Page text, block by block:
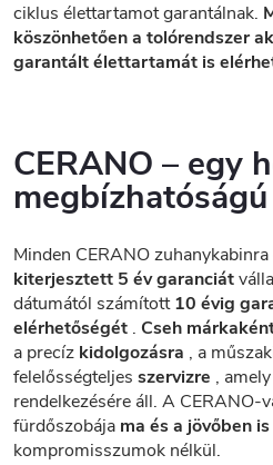
ciklus élettartamot garantálnak.
köszönhetően a tolórendszer
garantált élettartamát is
CERANO – egy
Minden CERANO
kiterjesztett 5 év garanciát
dátumától számított10 évig
elérhetőségét . Cseh
a precíz kidolgozásra , a
felelősségteljes szervizre ,
rendelkezésére áll. A CERANO-
fürdőszobája ma és a jövőben
kompromisszumok nélkül.